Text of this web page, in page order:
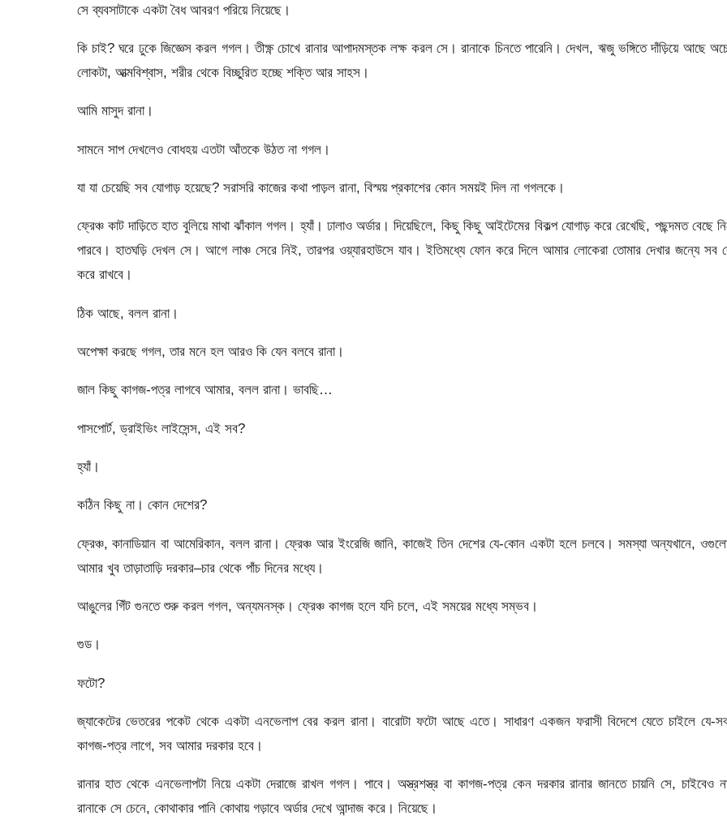
সে ব্যবসাটাকে একটা বৈধ আবরণ পরিয়ে নিয়েছে।
কি চাই? ঘরে ঢুকে জিজ্ঞেস করল গগল। তীক্ষ্ণ চোখে রানার আপাদমস্তক লক্ষ করল সে। রানাকে চিনতে পারেনি। দেখল, ঋজু ভঙ্গিতে দাঁড়িয়ে আছে
লোকটা, আত্মবিশ্বাস, শরীর থেকে বিচ্ছুরিত হচ্ছে শক্তি আর সাহস।
আমি মাসুদ রানা।
সামনে সাপ দেখলেও বোধহয় এতটা আঁতকে উঠত না গগল।
যা যা চেয়েছি সব যোগাড় হয়েছে? সরাসরি কাজের কথা পাড়ল রানা, বিস্ময় প্রকাশের কোন সময়ই দিল না গগলকে।
ফ্রেঞ্চ কাট দাড়িতে হাত বুলিয়ে মাথা ঝাঁকাল গগল। হ্যাঁ। ঢালাও অর্ডার। দিয়েছিলে, কিছু কিছু আইটেমের বিকল্প যোগাড় করে রেখেছি, পছন্দমত বেছে
পারবে। হাতঘড়ি দেখল সে। আগে লাঞ্চ সেরে নিই, তারপর ওয়্যারহাউসে যাব। ইতিমধ্যে ফোন করে দিলে আমার লোকেরা তোমার দেখার জন্যে সব
করে রাখবে।
ঠিক আছে, বলল রানা।
অপেক্ষা করছে গগল, তার মনে হল আরও কি যেন বলবে রানা।
জাল কিছু কাগজ-পত্র লাগবে আমার, বলল রানা। ভাবছি…
পাসপোর্ট, ড্রাইভিং লাইসেন্স, এই সব?
হ্যাঁ।
কঠিন কিছু না। কোন দেশের?
ফ্রেঞ্চ, কানাডিয়ান বা আমেরিকান, বলল রানা। ফ্রেঞ্চ আর ইংরেজি জানি, কাজেই তিন দেশের যে-কোন একটা হলে চলবে। সমস্যা অন্যখানে,
আমার খুব তাড়াতাড়ি দরকার–চার থেকে পাঁচ দিনের মধ্যে।
আঙুলের গিঁট গুনতে শুরু করল গগল, অন্যমনস্ক। ফ্রেঞ্চ কাগজ হলে যদি চলে, এই সময়ের মধ্যে সম্ভব।
গুড।
ফটো?
জ্যাকেটের ভেতরের পকেট থেকে একটা এনভেলাপ বের করল রানা। বারোটা ফটো আছে এতে। সাধারণ একজন ফরাসী বিদেশে যেতে চাইলে যে-
কাগজ-পত্র লাগে, সব আমার দরকার হবে।
রানার হাত থেকে এনভেলাপটা নিয়ে একটা দেরাজে রাখল গগল। পাবে। অস্ত্রশস্ত্র বা কাগজ-পত্র কেন দরকার রানার জানতে চায়নি সে, চাইবেও
রানাকে সে চেনে, কোথাকার পানি কোথায় গড়াবে অর্ডার দেখে আন্দাজ করে। নিয়েছে।